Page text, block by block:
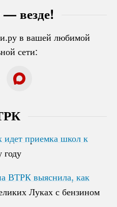
везде!
в вашей любимой
сети:
приемка школ к
году
приемка школ к
году
ВТРК выяснила, как
Луках с бензином
ВТРК выяснила, как
Луках с бензином